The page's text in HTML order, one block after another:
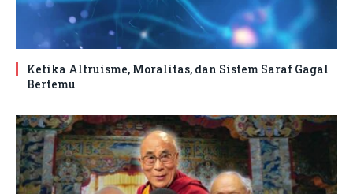
Ketika Altruisme, Moralitas, dan Sistem Saraf Gagal
Bertemu